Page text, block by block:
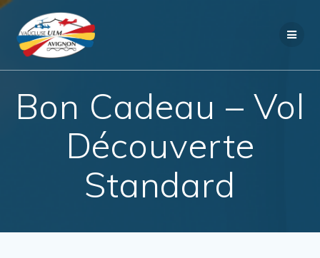
Bon Cadeau – Vol
Découverte
Standard